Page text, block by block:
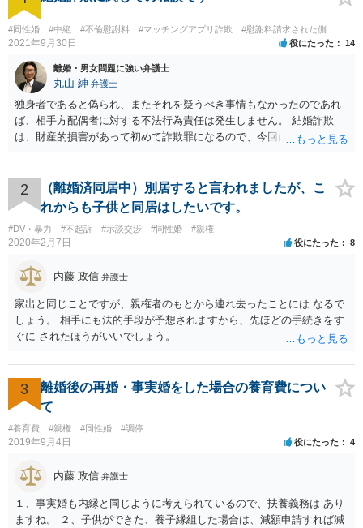
#同性婚 #中絶 #不倫慰謝料 #マッチングアプリ詐欺 #慰謝料請求された側
2021年9月30日 役にたった 14
離婚・男女問題に強い弁護士
丸山 紳 弁護士
独身者であると偽られ、またそれを疑うべき事情もなかったのであれ
ば、相手方配偶者に対する不法行為責任は発生しません。 結婚詐欺
は、財産的損害があって初めて詐欺罪になるので、今回は該当しませ
であることを知っていれば交際しなかったといえる場合に、慰謝料請
求が可能です。 LINEなどで、結婚を当然の前提にした関係だったこと
を立証できる場合は、請求は可能と考えます。
2
（離婚済同居中）別居すると言われましたが、こ
れからも子供と同居はしたいです。
#DV・暴力 #不起訴 #示談交渉 #同性婚 #親権
2020年2月7日 役にたった 8
内藤 政信 弁護士
家出と同じことですが、親権者のもとから連れ去ったことには なるで
しょう。 相手にも法的手段が予想されますから、先ほどの手続きをす
ぐに されたほうがいいでしょう。
3
離婚後の再婚・事実婚をした場合の養育費につい
て
#養育費 #親権 #同性婚 #調停
2019年9月4日 役にたった 4
内藤 政信 弁護士
１、事実婚も内縁と同じように考えられているので、扶養義務は あり
ますね。 ２、子供ができた、養子縁組した場合は、減額申請すれば減